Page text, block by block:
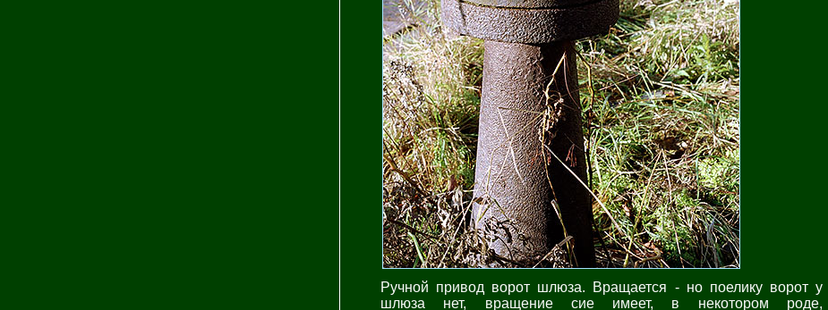
Ручной привод ворот шлюза. Вращается - но поелику ворот у
шлюза нет, вращение сие имеет, в некотором роде,